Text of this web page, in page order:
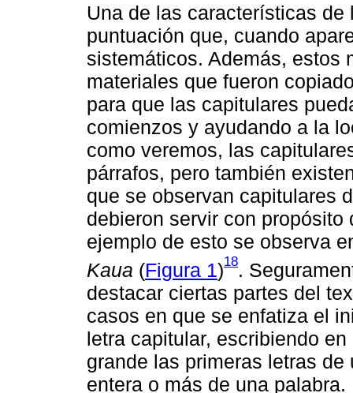
Una de las características
puntuación que, cuando
sistemáticos. Además, estos
materiales que fueron
para que las capitulares
comienzos y ayudando a la
como veremos, las
párrafos, pero también
que se observan capitulares
debieron servir con
ejemplo de esto se observa
Kaua (Figura 1)18.
destacar ciertas partes del
casos en que se enfatiza el
letra capitular, escribiendo
grande las primeras letras
entera o más de una